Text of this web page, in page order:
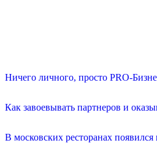
Ничего личного, просто PRO-
Как завоевывать партнеров и
В московских ресторанах